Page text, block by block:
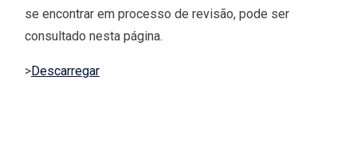
se encontrar em processo de revisão, pode ser
consultado nesta página.
>Descarregar